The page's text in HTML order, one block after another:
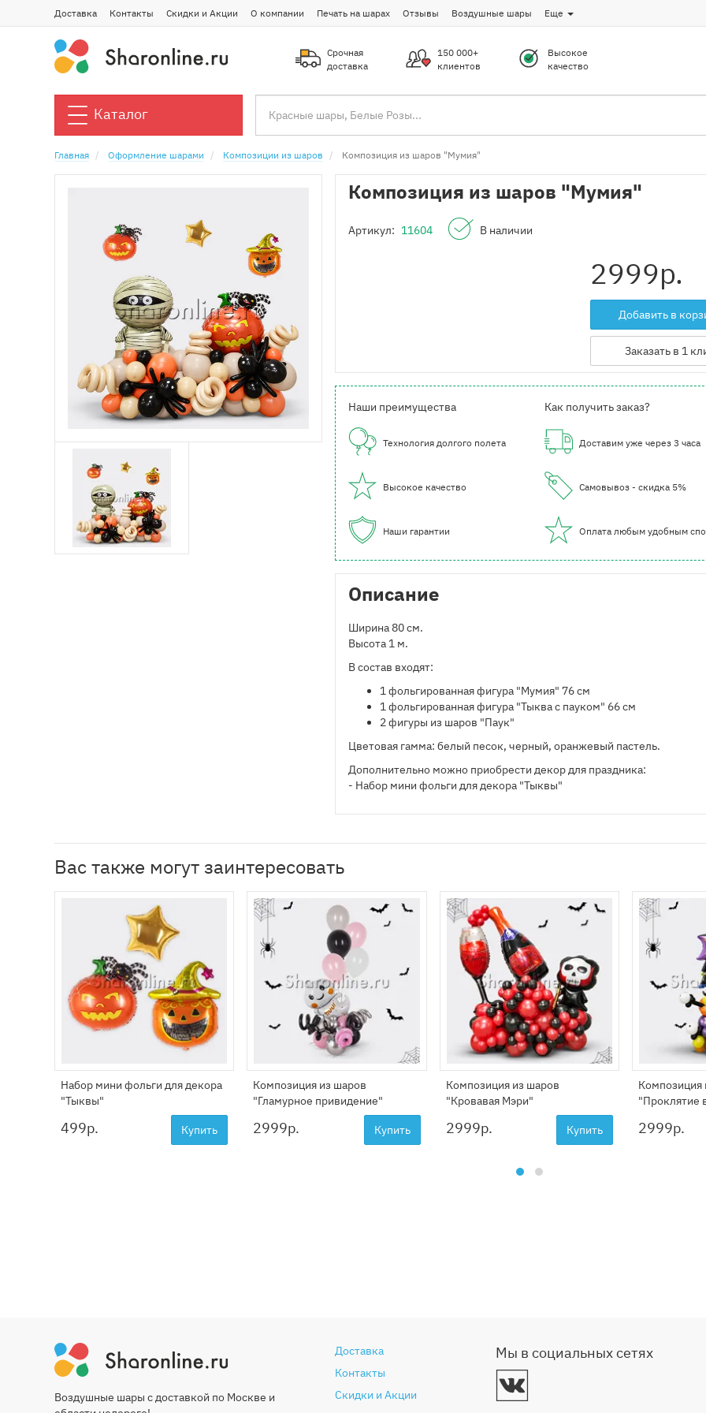
Доставка Контакты Скидки и Акции О компании Печать на шарах Отзывы Воздушные шары Еще
Срочная
доставка
150 000+
клиентов
Высокое
качество
Каталог
Главная Оформление шарами Композиции из шаров Композиция из шаров "Мумия"
Композиция из шаров "Мумия"
Артикул: 11604 В наличии
2999р.
Добавить в
Заказать в 1
Наши преимущества
Технология долгого полета
Высокое качество
Наши гарантии
Как получить заказ?
Доставим уже через 3 часа
Самовывоз - скидка 5%
Оплата любым удобным
Описание
Ширина 80 см.
Высота 1 м.
В состав входят:
​1 фольгированная фигура "Мумия" 76 см
1 фольгированная фигура "Тыква с пауком" 66 см
2 фигуры из шаров "Паук"
Цветовая гамма: белый песок, черный, оранжевый пастель.
Дополнительно можно приобрести декор для праздника:
- Набор мини фольги для декора "Тыквы"
Вас также могут заинтересовать
Набор мини фольги для декора
"Тыквы"
499р. Купить
Композиция из шаров
"Гламурное привидение"
2999р. Купить
Композиция из шаров
"Кровавая Мэри"
2999р. Купить
Композиция
"Проклятие
2999р.
Воздушные шары с доставкой по Москве и
Доставка
Контакты
Скидки и Акции
Мы в социальных сетях